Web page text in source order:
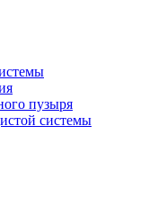
пузыря
системы